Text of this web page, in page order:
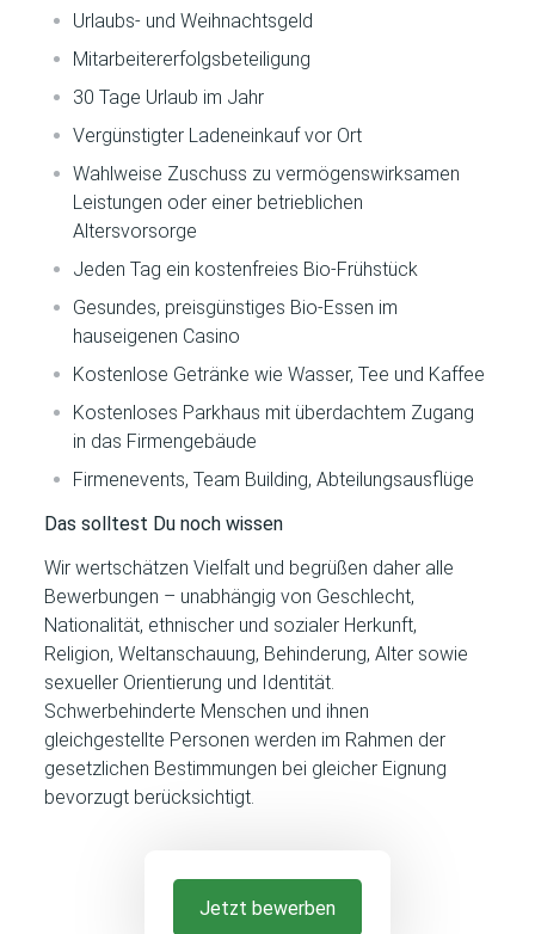
Urlaubs- und Weihnachtsgeld
Mitarbeitererfolgsbeteiligung
30 Tage Urlaub im Jahr
Vergünstigter Ladeneinkauf vor Ort
Wahlweise Zuschuss zu vermögenswirksamen
Leistungen oder einer betrieblichen
Altersvorsorge
Jeden Tag ein kostenfreies Bio-Frühstück
Gesundes, preisgünstiges Bio-Essen im
hauseigenen Casino
Kostenlose Getränke wie Wasser, Tee und Kaffee
Kostenloses Parkhaus mit überdachtem Zugang
in das Firmengebäude
Firmenevents, Team Building, Abteilungsausflüge
Das solltest Du noch wissen
Wir wertschätzen Vielfalt und begrüßen daher alle
Bewerbungen – unabhängig von Geschlecht,
Nationalität, ethnischer und sozialer Herkunft,
Religion, Weltanschauung, Behinderung, Alter sowie
sexueller Orientierung und Identität.
Schwerbehinderte Menschen und ihnen
gleichgestellte Personen werden im Rahmen der
gesetzlichen Bestimmungen bei gleicher Eignung
bevorzugt berücksichtigt.
Jetzt bewerben